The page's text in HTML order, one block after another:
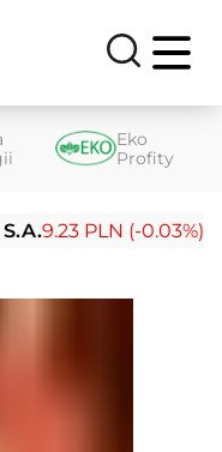
Eko
Profity
9.23 PLN (-0.03%)